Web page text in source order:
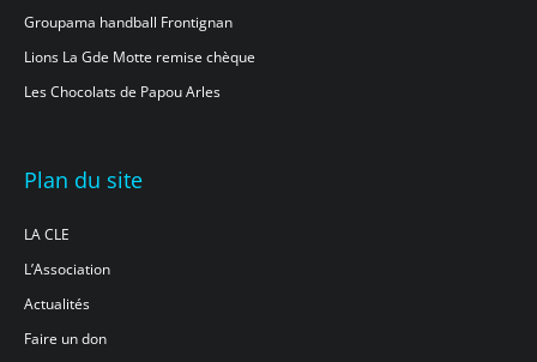
Groupama handball Frontignan
Lions La Gde Motte remise chèque
Les Chocolats de Papou Arles
Plan du site
LA CLE
L’Association
Actualités
Faire un don